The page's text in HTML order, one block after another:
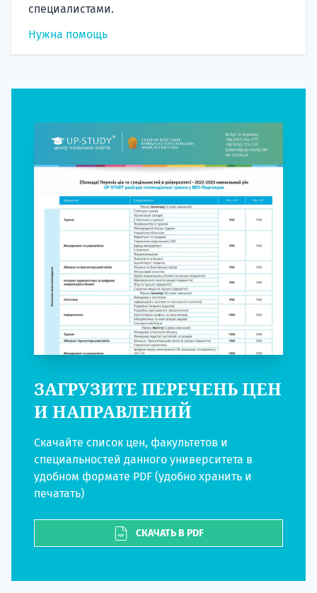
специалистами.
Нужна помощь
ЗАГРУЗИТЕ ПЕРЕЧЕНЬ ЦЕН
И НАПРАВЛЕНИЙ
Скачайте список цен, факультетов и
специальностей данного университета в
удобном формате PDF (удобно хранить и
печатать)
СКАЧАТЬ В PDF